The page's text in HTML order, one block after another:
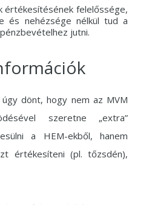
értékesítésének felelőssége,
és nehézsége nélkül tud a
jutni.
dönt, hogy nem az MVM
szeretne „extra”
a HEM-ekből, hanem
értékesíteni (pl. tőzsdén),